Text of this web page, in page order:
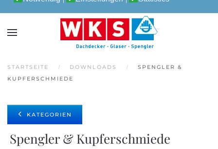
STARTSEITE DOWNLOADS
SPENGLER &
KUPFERSCHMIEDE
KATEGORIEN
Spengler & Kupferschmiede